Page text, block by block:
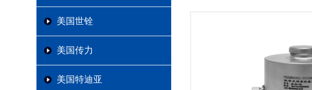
美国世铨
美国传力
美国特迪亚